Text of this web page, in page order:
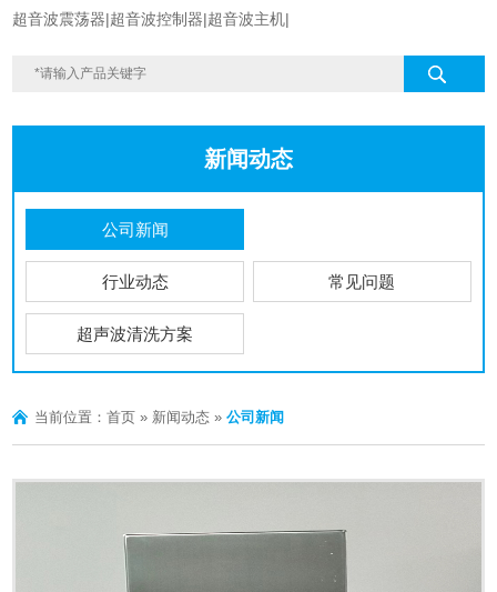
超音波震荡器|超音波控制器|超音波主机|
新闻动态
公司新闻
行业动态 常见问题
超声波清洗方案
当前位置：首页 » 新闻动态 »公司新闻